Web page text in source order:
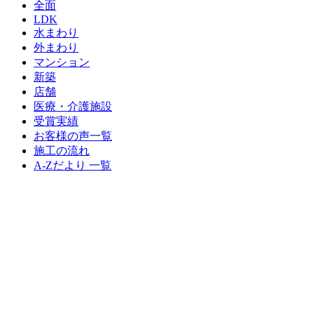
全面
LDK
水まわり
外まわり
マンション
新築
店舗
医療・介護施設
受賞実績
お客様の声一覧
施工の流れ
A-Zだより 一覧